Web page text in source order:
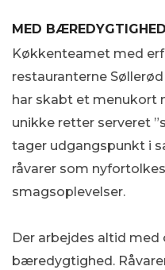
MED
Køkkenteamet med
restauranterne
har skabt et menukort
unikke retter serveret
tager udgangspunkt i
råvarer som
smagsoplevelser.
Der arbejdes altid
bæredygtighed.